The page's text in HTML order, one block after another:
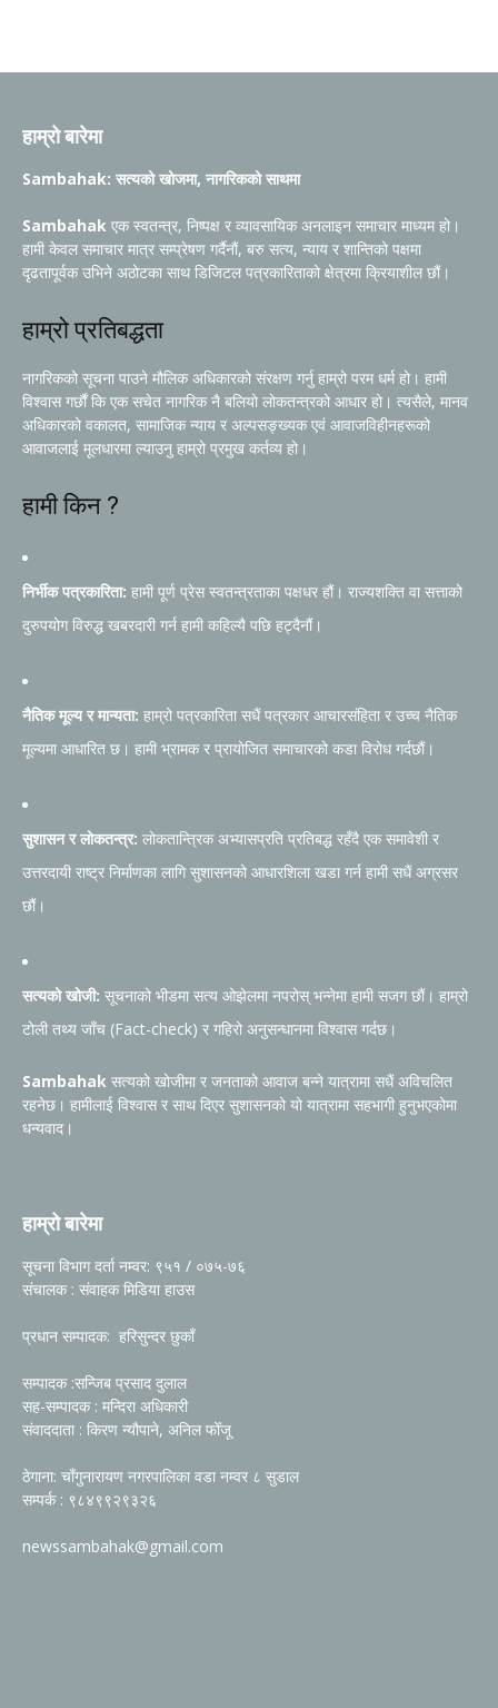
हाम्रो बारेमा
Sambahak: सत्यको खोजमा, नागरिकको साथमा
Sambahak एक स्वतन्त्र, निष्पक्ष र व्यावसायिक अनलाइन समाचार माध्यम हो।
हामी केवल समाचार मात्र सम्प्रेषण गर्दैनौं, बरु सत्य, न्याय र शान्तिको पक्षमा
दृढतापूर्वक उभिने अठोटका साथ डिजिटल पत्रकारिताको क्षेत्रमा क्रियाशील छौं।
हाम्रो प्रतिबद्धता
नागरिकको सूचना पाउने मौलिक अधिकारको संरक्षण गर्नु हाम्रो परम धर्म हो। हामी
विश्वास गर्छौं कि एक सचेत नागरिक नै बलियो लोकतन्त्रको आधार हो। त्यसैले, मानव
अधिकारको वकालत, सामाजिक न्याय र अल्पसङ्ख्यक एवं आवाजविहीनहरूको
आवाजलाई मूलधारमा ल्याउनु हाम्रो प्रमुख कर्तव्य हो।
हामी किन ?
निर्भीक पत्रकारिता: हामी पूर्ण प्रेस स्वतन्त्रताका पक्षधर हौं। राज्यशक्ति वा सत्ताको
दुरुपयोग विरुद्ध खबरदारी गर्न हामी कहिल्यै पछि हट्दैनौं।
नैतिक मूल्य र मान्यता: हाम्रो पत्रकारिता सधैं पत्रकार आचारसंहिता र उच्च नैतिक
मूल्यमा आधारित छ। हामी भ्रामक र प्रायोजित समाचारको कडा विरोध गर्दछौं।
सुशासन र लोकतन्त्र: लोकतान्त्रिक अभ्यासप्रति प्रतिबद्ध रहँदै एक समावेशी र
उत्तरदायी राष्ट्र निर्माणका लागि सुशासनको आधारशिला खडा गर्न हामी सधैं अग्रसर
छौं।
सत्यको खोजी: सूचनाको भीडमा सत्य ओझेलमा नपरोस् भन्नेमा हामी सजग छौं। हाम्रो
टोली तथ्य जाँच (Fact-check) र गहिरो अनुसन्धानमा विश्वास गर्दछ।
Sambahak सत्यको खोजीमा र जनताको आवाज बन्ने यात्रामा सधैं अविचलित
रहनेछ। हामीलाई विश्वास र साथ दिएर सुशासनको यो यात्रामा सहभागी हुनुभएकोमा
धन्यवाद।
हाम्रो बारेमा
सूचना विभाग दर्ता नम्वर: ९५१ / ०७५-७६
संचालक : संवाहक मिडिया हाउस
प्रधान सम्पादक: हरिसुन्दर छुकाँ
सम्पादक :सन्जिब प्रसाद दुलाल
सह-सम्पादक : मन्दिरा अधिकारी
संवाददाता : किरण न्यौपाने, अनिल फोँजू
ठेगाना: चाँगुनारायण नगरपालिका वडा नम्वर ८ सुडाल
सम्पर्क : ९८४९९२९३२६
newssambahak@gmail.com